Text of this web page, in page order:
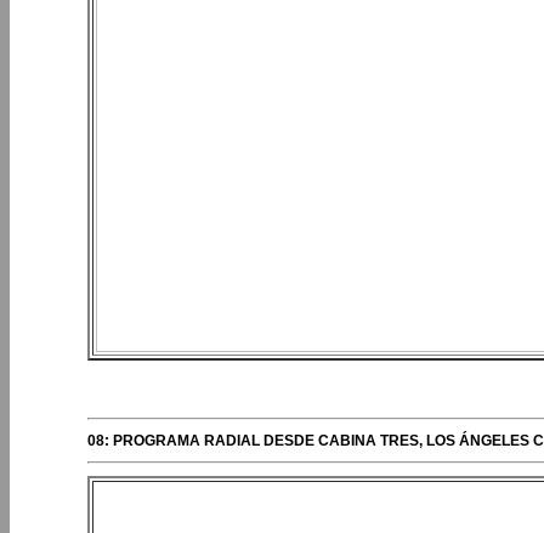
08: PROGRAMA RADIAL DESDE CABINA TRES, LOS ÁNGELES